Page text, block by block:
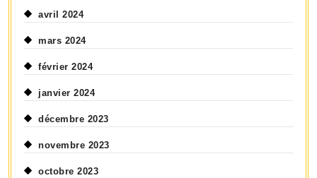
avril 2024
mars 2024
février 2024
janvier 2024
décembre 2023
novembre 2023
octobre 2023